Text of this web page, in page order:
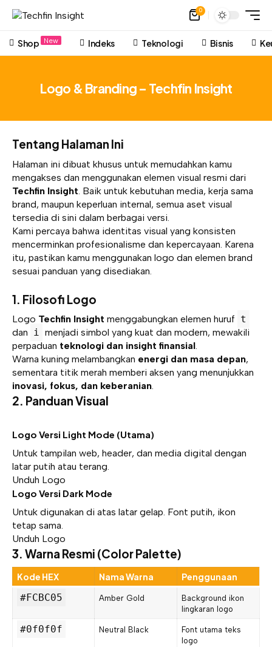
0
Shop New Indeks Teknologi Bisnis
Logo & Branding – Techfin Insight
Tentang Halaman Ini
Halaman ini dibuat khusus untuk memudahkan kamu
mengakses dan menggunakan elemen visual resmi dari
Techfin Insight . Baik untuk kebutuhan media, kerja sama
brand, maupun keperluan internal, semua aset visual
tersedia di sini dalam berbagai versi.
Kami percaya bahwa identitas visual yang konsisten
mencerminkan profesionalisme dan kepercayaan. Karena
itu, pastikan kamu menggunakan logo dan elemen brand
sesuai panduan yang disediakan.
1. Filosofi Logo
Logo Techfin Insight menggabungkan elemen huruf t
dan i menjadi simbol yang kuat dan modern, mewakili
perpaduan teknologi dan insight finansial.
Warna kuning melambangkan energi dan masa depan,
sementara titik merah memberi aksen yang menunjukkan
inovasi, fokus, dan keberanian.
2. Panduan Visual
Logo Versi Light Mode (Utama)
Untuk tampilan web, header, dan media digital dengan
latar putih atau terang.
Unduh Logo
Logo Versi Dark Mode
Untuk digunakan di atas latar gelap. Font putih, ikon
tetap sama.
Unduh Logo
3. Warna Resmi (Color Palette)
Kode HEX Nama Warna Penggunaan
#FCBC05 Amber Gold
Background ikon
lingkaran logo
#0f0f0f Neutral Black
Font utama teks
logo